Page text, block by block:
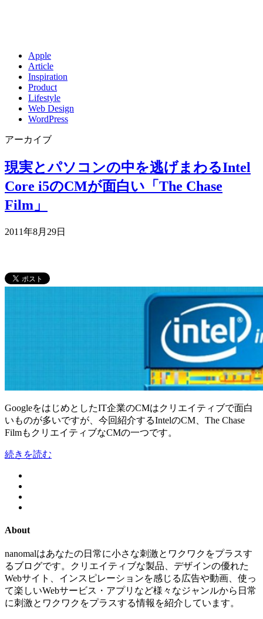
Apple
Article
Inspiration
Product
Lifestyle
Web Design
WordPress
アーカイブ
現実とパソコンの中を逃げまわるIntel
Core i5のCMが面白い「The Chase
Film」
2011年8月29日
GoogleをはじめとしたIT企業のCMはクリエイティブで面白
いものが多いですが、今回紹介するIntelのCM、The Chase
FilmもクリエイティブなCMの一つです。
続きを読む
About
nanomalはあなたの日常に小さな刺激とワクワクをプラスす
るブログです。クリエイティブな製品、デザインの優れた
Webサイト、インスピレーションを感じる広告や動画、使っ
て楽しいWebサービス・アプリなど様々なジャンルから日常
に刺激とワクワクをプラスする情報を紹介しています。